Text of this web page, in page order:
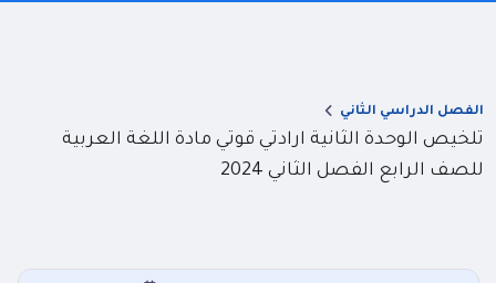
الفصل الدراسي الثاني
تلخيص الوحدة الثانية ارادتي قوتي مادة اللغة العربية
للصف الرابع الفصل الثاني 2024